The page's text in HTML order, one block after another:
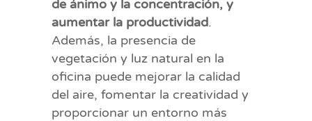
de ánimo y la concentración, y
aumentar la productividad.
Además, la presencia de
vegetación y luz natural en la
oficina puede mejorar la calidad
del aire, fomentar la creatividad y
proporcionar un entorno más